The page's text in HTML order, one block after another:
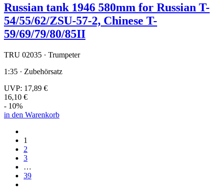
Russian tank 1946 580mm for Russian T-
54/55/62/ZSU-57-2, Chinese T-
59/69/79/80/85II
TRU 02035 · Trumpeter
1:35 · Zubehörsatz
UVP: 17,89 €
16,10 €
- 10%
in den Warenkorb
1
2
3
…
39